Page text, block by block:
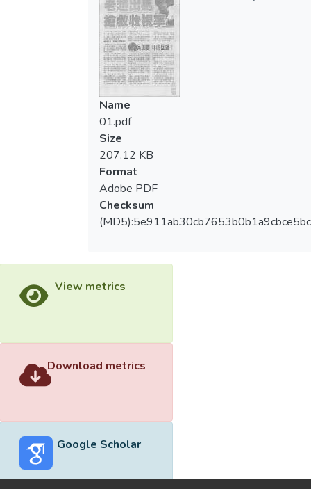
Name
01.pdf
Size
207.12 KB
Format
Adobe PDF
Checksum
View metrics
Download metrics
Google Scholar